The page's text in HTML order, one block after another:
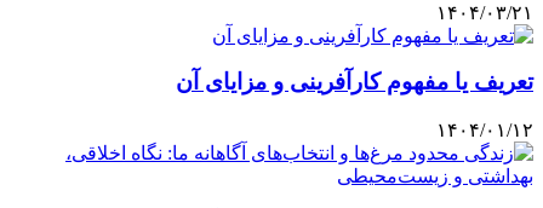
۱۴۰۴/۰۳/۲۱
تعریف یا مفهوم کارآفرینی و مزایای آن
۱۴۰۴/۰۱/۱۲